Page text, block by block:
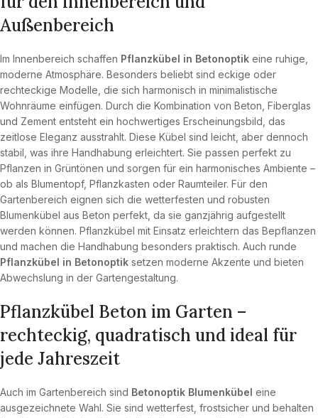
Außenbereich
Im Innenbereich schaffen Pflanzkübel in Betonoptik eine ruhige,
moderne Atmosphäre. Besonders beliebt sind eckige oder
rechteckige Modelle, die sich harmonisch in minimalistische
Wohnräume einfügen. Durch die Kombination von Beton, Fiberglas
und Zement entsteht ein hochwertiges Erscheinungsbild, das
zeitlose Eleganz ausstrahlt. Diese Kübel sind leicht, aber dennoch
stabil, was ihre Handhabung erleichtert. Sie passen perfekt zu
Pflanzen in Grüntönen und sorgen für ein harmonisches Ambiente –
ob als Blumentopf, Pflanzkasten oder Raumteiler. Für den
Gartenbereich eignen sich die wetterfesten und robusten
Blumenkübel aus Beton perfekt, da sie ganzjährig aufgestellt
werden können. Pflanzkübel mit Einsatz erleichtern das Bepflanzen
und machen die Handhabung besonders praktisch. Auch runde
Pflanzkübel in Betonoptik setzen moderne Akzente und bieten
Abwechslung in der Gartengestaltung.
Pflanzkübel Beton im Garten –
rechteckig, quadratisch und ideal für
jede Jahreszeit
Auch im Gartenbereich sind Betonoptik Blumenkübel eine
ausgezeichnete Wahl. Sie sind wetterfest, frostsicher und behalten